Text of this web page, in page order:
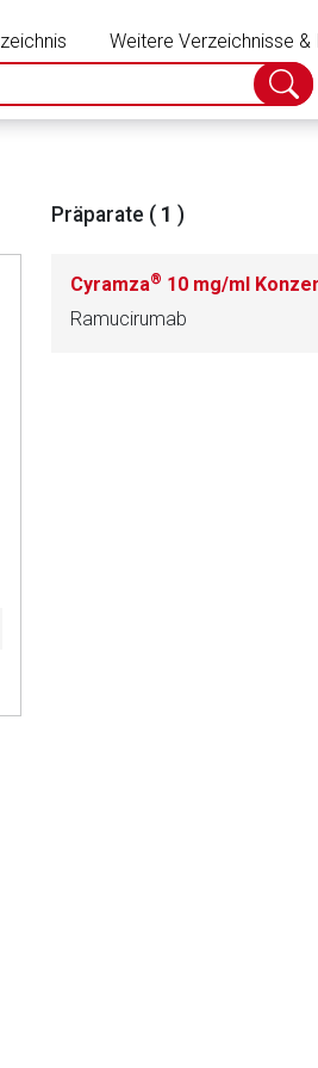
Weitere Verzeichnisse
Suche
Präparate ( 1 )
Cyramza® 10 mg/ml
Ramucirumab
Seite. Für die Inhalte der
Datenschutzbestimmungen.